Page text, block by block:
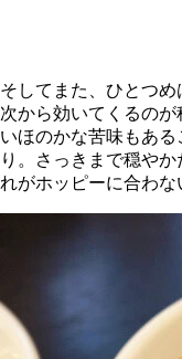
そしてまた、ひとつめ
次から効いてくるの
いほのかな苦味もあ
り。さっきまで穏や
れがホッピーに合わな